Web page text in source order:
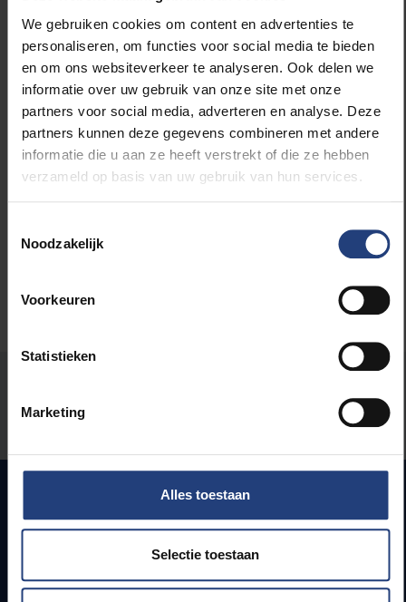
We gebruiken cookies om content en advertenties te
personaliseren, om functies voor social media te bieden
en om ons websiteverkeer te analyseren. Ook delen we
informatie over uw gebruik van onze site met onze
partners voor social media, adverteren en analyse. Deze
partners kunnen deze gegevens combineren met andere
informatie die u aan ze heeft verstrekt of die ze hebben
verzameld op basis van uw gebruik van hun services.
Noodzakelijk
Voorkeuren
Statistieken
Marketing
Alles toestaan
Selectie toestaan
Lees meer opHet Laatste Nieuws.
Lees meer over:
Snel naar
Webmail